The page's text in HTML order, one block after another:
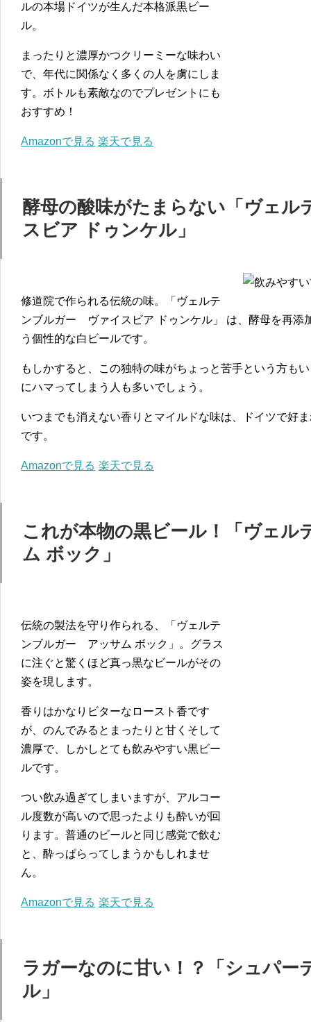
ルの本場ドイツが生んだ本格派黒ビー
ル。
まったりと濃厚かつクリーミーな味わい
で、年代に関係なく多くの人を虜にしま
す。ボトルも素敵なのでプレゼントにも
おすすめ！
Amazonで見る 楽天で見る
酵母の酸味がたまらない「ヴェ
スビア ドゥンケル」
修道院で作られる伝統の味。「ヴェルテ
ンブルガー ヴァイスビア ドゥンケル」 は、酵母を再添
う個性的な白ビールです。
もしかすると、この独特の味がちょっと苦手という方も
にハマってしまう人も多いでしょう。
いつまでも消えない香りとマイルドな味は、ドイツで好
です。
Amazonで見る 楽天で見る
これが本物の黒ビール！「ヴェ
ム ボック」
伝統の製法を守り作られる、「ヴェルテ
ンブルガー アッサム ボック」。グラス
に注ぐと驚くほど真っ黒なビールがその
姿を現します。
香りはかなりビターなロースト香です
が、のんでみるとまったりと甘くそして
濃厚で、しかしとても飲みやすい黒ビー
ルです。
つい飲み過ぎてしまいますが、アルコー
ル度数が高いので思ったよりも酔いが回
ります。普通のビールと同じ感覚で飲む
と、酔っぱらってしまうかもしれませ
ん。
Amazonで見る 楽天で見る
ラガーなのに甘い！？「シュパ
ル」